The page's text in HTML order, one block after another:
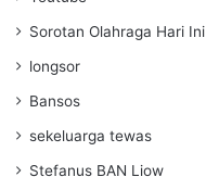
Sorotan Olahraga Hari Ini
longsor
Bansos
sekeluarga tewas
Stefanus BAN Liow